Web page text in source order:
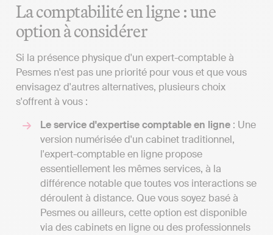
La comptabilité en ligne : une
option à considérer
Si la présence physique d'un expert-comptable à
Pesmes n'est pas une priorité pour vous et que vous
envisagez d'autres alternatives, plusieurs choix
s'offrent à vous :
Le service d'expertise comptable en ligne : Une
version numérisée d'un cabinet traditionnel,
l'expert-comptable en ligne propose
essentiellement les mêmes services, à la
différence notable que toutes vos interactions se
déroulent à distance. Que vous soyez basé à
Pesmes ou ailleurs, cette option est disponible
via des cabinets en ligne ou des professionnels